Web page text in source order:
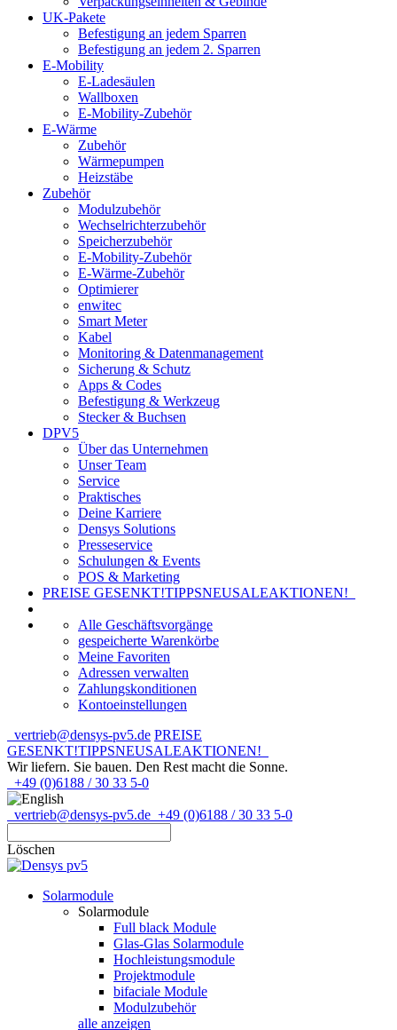
UK-Pakete
Befestigung an jedem Sparren
Befestigung an jedem 2. Sparren
E-Mobility
E-Ladesäulen
Wallboxen
E-Mobility-Zubehör
E-Wärme
Zubehör
Wärmepumpen
Heizstäbe
Zubehör
Modulzubehör
Wechselrichterzubehör
Speicherzubehör
E-Mobility-Zubehör
E-Wärme-Zubehör
Optimierer
enwitec
Smart Meter
Kabel
Monitoring & Datenmanagement
Sicherung & Schutz
Apps & Codes
Befestigung & Werkzeug
Stecker & Buchsen
DPV5
Über das Unternehmen
Unser Team
Service
Praktisches
Deine Karriere
Densys Solutions
Presseservice
Schulungen & Events
POS & Marketing
PREISE GESENKT!TIPPSNEUSALEAKTIONEN!
Alle Geschäftsvorgänge
gespeicherte Warenkörbe
Meine Favoriten
Adressen verwalten
Zahlungskonditionen
Kontoeinstellungen
vertrieb@densys-pv5.de PREISE
GESENKT!TIPPSNEUSALEAKTIONEN!
Wir liefern. Sie bauen. Den Rest macht die Sonne.
+49 (0)6188 / 30 33 5-0
vertrieb@densys-pv5.de +49 (0)6188 / 30 33 5-0
Löschen
Solarmodule
Solarmodule
Full black Module
Glas-Glas Solarmodule
Hochleistungsmodule
Projektmodule
bifaciale Module
Modulzubehör
alle anzeigen